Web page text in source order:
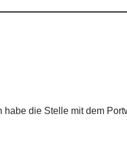
die Stelle mit dem